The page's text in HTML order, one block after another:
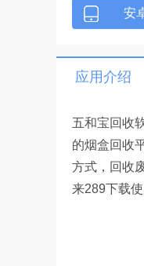
安
应用介绍
五和宝回收
的烟盒回收
方式，回收
来289下载使